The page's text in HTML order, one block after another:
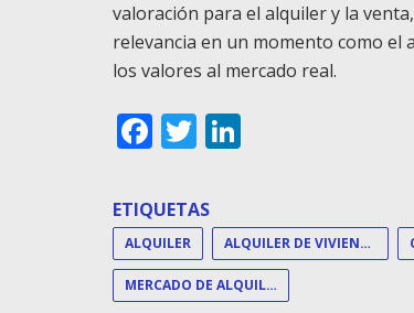
valoración para el alquiler y la
relevancia en un momento como el
los valores al mercado real.
Facebook
Twitter
ETIQUETAS
ALQUILER ALQUILER DE VIVIENDA
MERCADO DE ALQUILER